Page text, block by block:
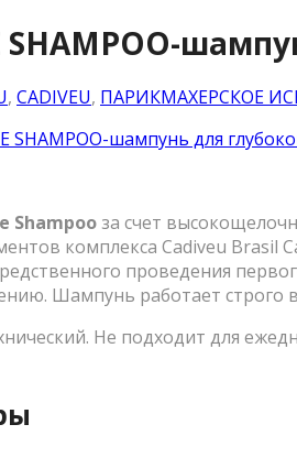
SHAMPOO-
, CADIVEU, ПАРИКМАХЕРСКОЕ
SHAMPOO-шампунь для
Shampoo за счет
комплекса Cadiveu
проведения
Шампунь работает строго
Не подходит для